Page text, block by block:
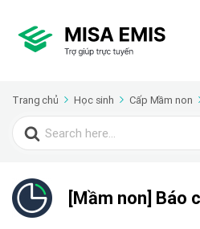
Trang chủ Học sinh Cấp Mầm non
Search
for:
[Mầm non] Báo